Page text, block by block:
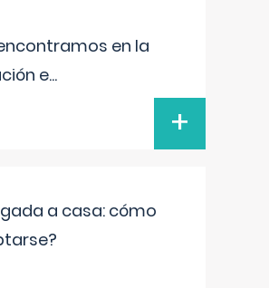
en la
e...
+
a casa: cómo